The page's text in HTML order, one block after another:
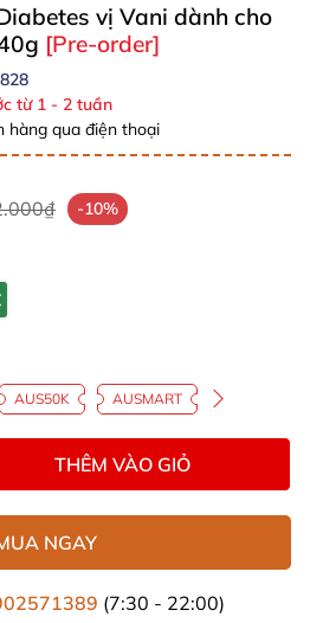
vị Vani dành cho
[Pre-order]
từ 1 - 2 tuần
hàng qua điện thoại
-10%
AUS50K AUSMART
THÊM VÀO GIỎ
NGAY
(7:30 - 22:00)